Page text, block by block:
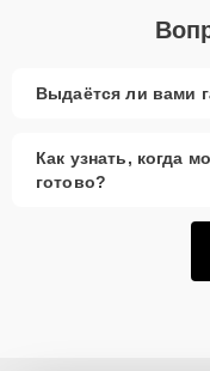
Выдаётся ли вами
Как узнать, когда
готово?